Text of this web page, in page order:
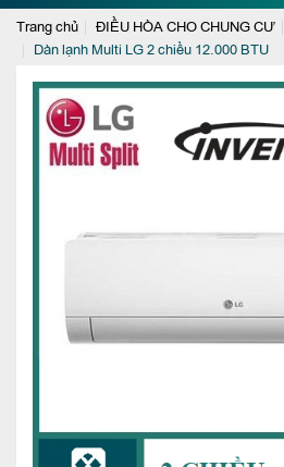
Trang chủ ĐIỀU HÒA CHO CHUNG CƯ
Dàn lạnh Multi LG 2 chiều 12.000 BTU